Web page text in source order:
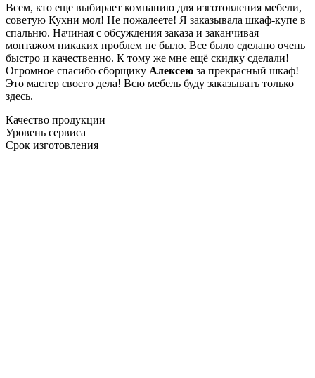
Всем, кто еще выбирает компанию для изготовления мебели,
советую Кухни мол! Не пожалеете! Я заказывала шкаф-купе в
спальню. Начиная с обсуждения заказа и заканчивая
монтажом никаких проблем не было. Все было сделано очень
быстро и качественно. К тому же мне ещё скидку сделали!
Огромное спасибо сборщику Алексею за прекрасный шкаф!
Это мастер своего дела! Всю мебель буду заказывать только
здесь.
Качество продукции
Уровень сервиса
Срок изготовления